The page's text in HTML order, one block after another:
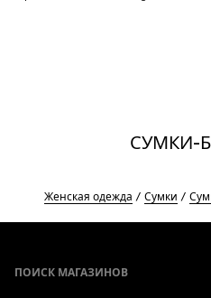
СУМКИ-
Женская одежда Сумки
ПОИСК МАГАЗИНОВ